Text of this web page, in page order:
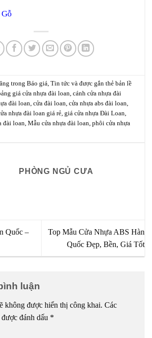
trongBáo giá,Tin tức và được gắn thẻbản lề
giá cửa nhựa đài loan,cánh cửa nhựa đài
đài loan,cửa đài loan,cửa nhựa abs đài loan,
nhựa đài loan giá rẻ,giá cửa nhựa Đài Loan,
đài loan,Mẫu cửa nhựa đài loan,phôi cửa nhựa
PHÒNG NGỦ CƯA
Quốc –
Top Mẫu Cửa Nhựa ABS Hàn
Quốc Đẹp, Bền, Giá Tốt
luận
không được hiển thị công khai. Các
đánh dấu *